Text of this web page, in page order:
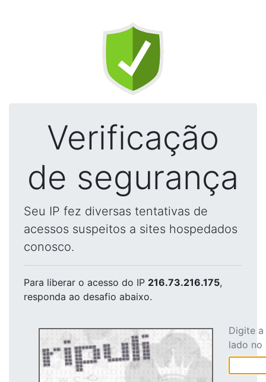
Verificação
de segurança
Seu IP fez diversas tentativas de
acessos suspeitos a sites hospedados
conosco.
Para liberar o acesso do IP 216.73.216.175,
responda ao desafio abaixo.
Digite
lado no